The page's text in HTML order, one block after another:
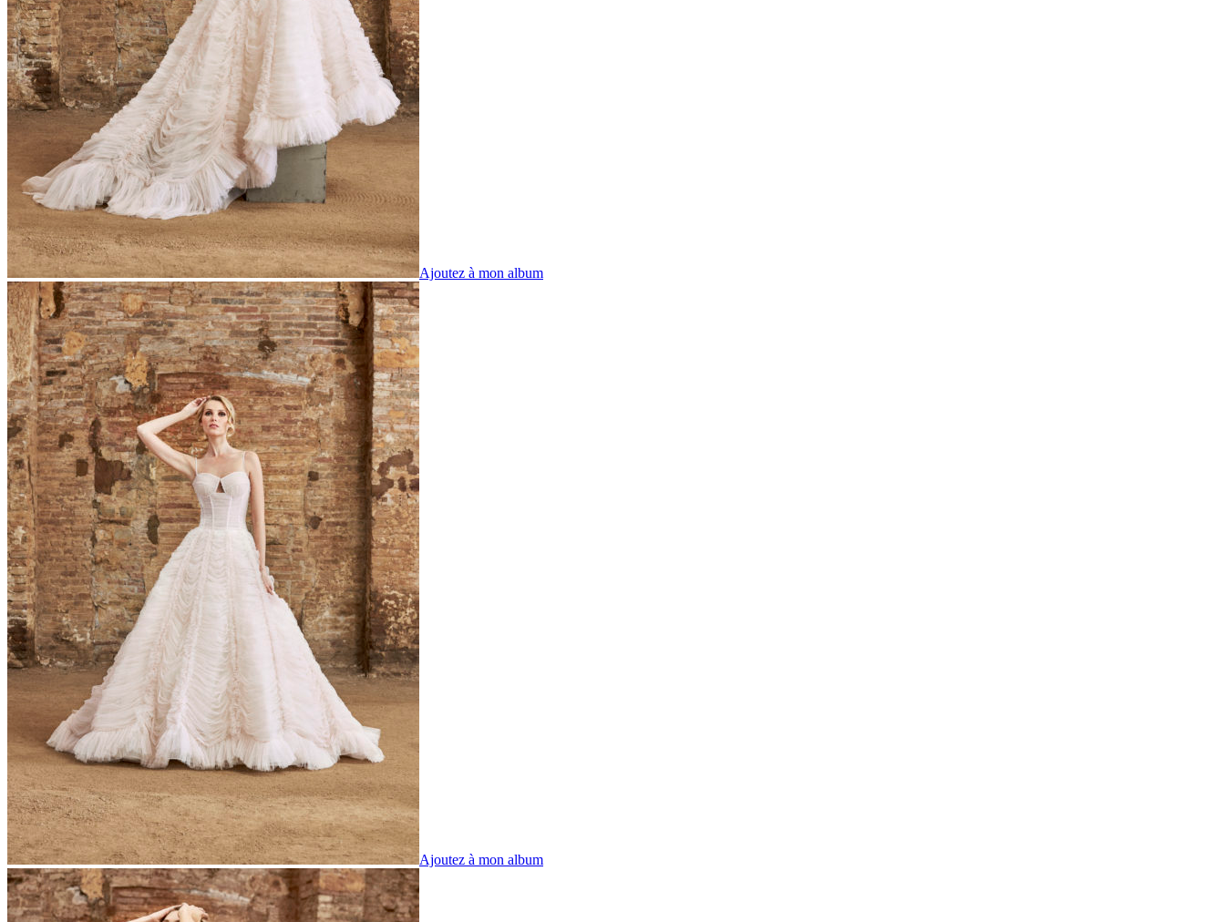
Ajoutez à mon album
Ajoutez à mon album